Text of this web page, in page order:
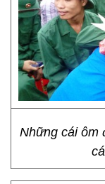
Những cái ôm